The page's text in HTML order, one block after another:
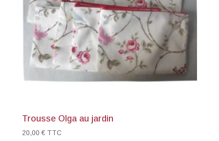
Trousse Olga au jardin
20,00€ TTC